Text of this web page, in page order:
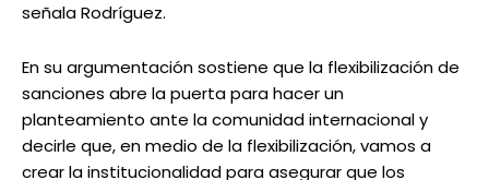
señala Rodríguez.
En su argumentación sostiene que la flexibilización de
sanciones abre la puerta para hacer un
planteamiento ante la comunidad internacional y
decirle que, en medio de la flexibilización, vamos a
crear la institucionalidad para asegurar que los